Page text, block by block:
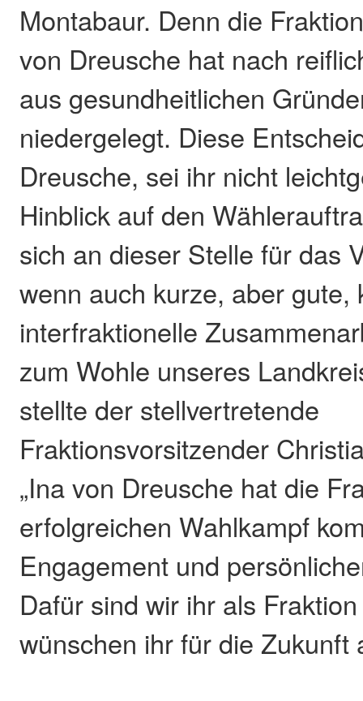
Montabaur. Denn die
von Dreusche hat nach
aus gesundheitlichen
niedergelegt. Diese
Dreusche, sei ihr nicht
Hinblick auf den
sich an dieser Stelle für das
wenn auch kurze, aber gute,
interfraktionelle
zum Wohle unseres
stellte der stellvertretende
Fraktionsvorsitzender
„Ina von Dreusche hat die
erfolgreichen Wahlkampf
Engagement und
Dafür sind wir ihr als
wünschen ihr für die Zukunft